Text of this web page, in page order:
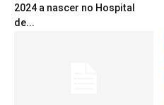
2024 a nascer no Hospital
de...